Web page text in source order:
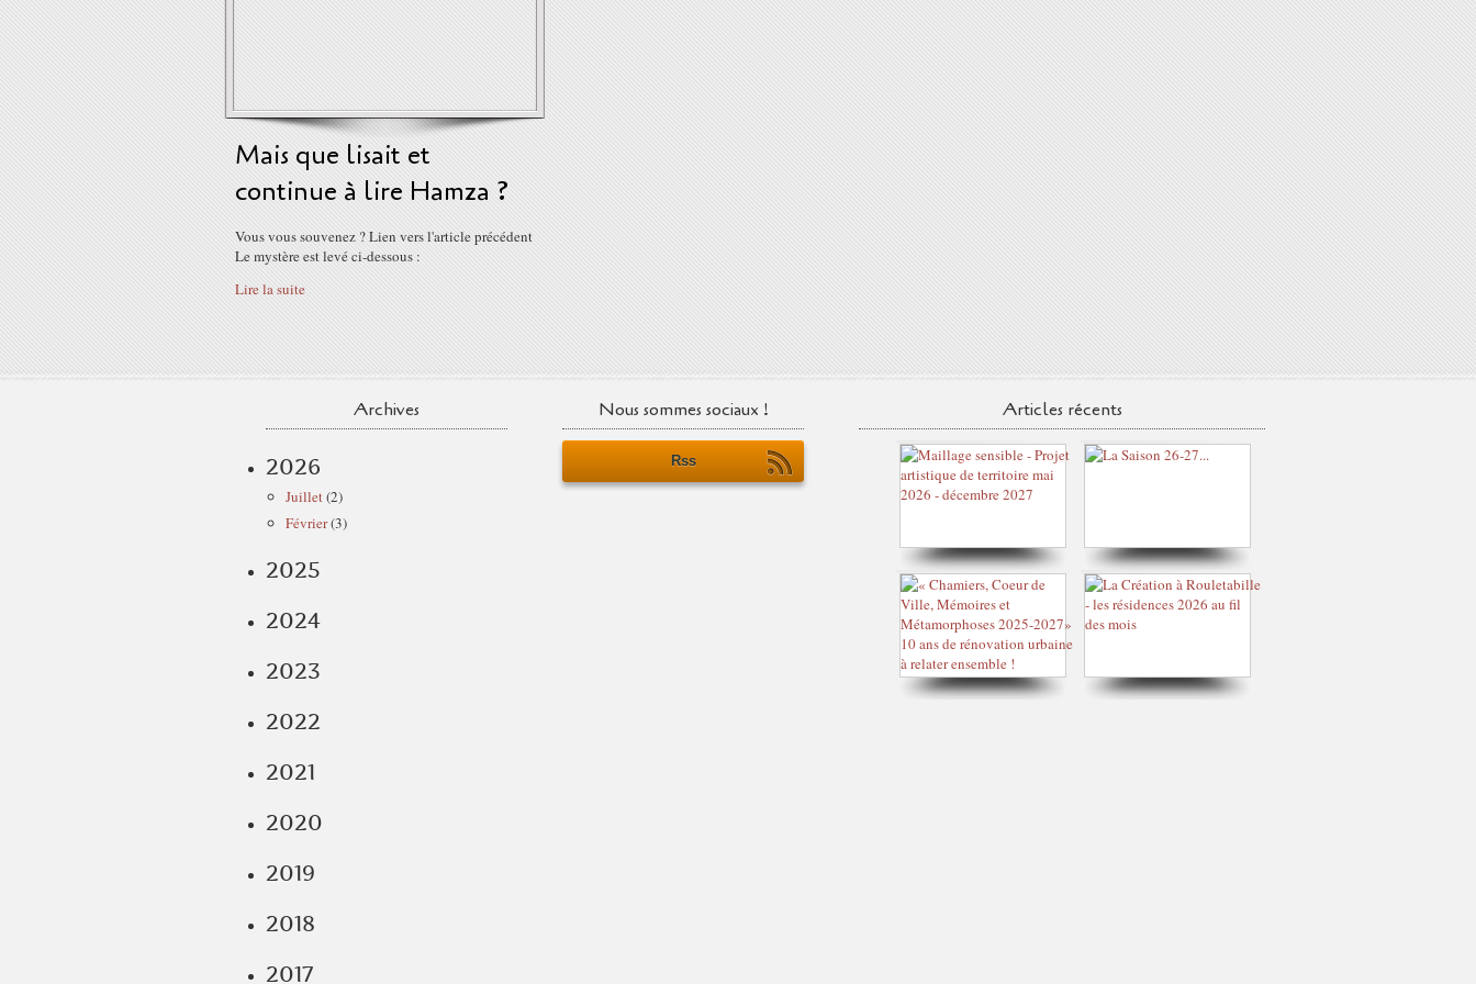
Mais que lisait et
continue à lire Hamza ?
Vous vous souvenez ? Lien vers l'article précédent
Le mystère est levé ci-dessous :
Lire la suite
Archives
2026
Juillet(2)
Février(3)
2025
2024
2023
2022
2021
2020
2019
2018
2017
Nous sommes sociaux !
Rss
Articles récents